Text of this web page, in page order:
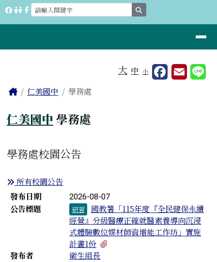
跳至主內容區
桃園市立仁美國中
⏸
大 中 小
主內容區域
Home
仁美國中 學務處
仁美國中 學務處
學務處校園公告
所有校園公告
新聞列表
發布日期 2026-08-07
公告標題 研習
國教署「115年度『全民健保永續
經營』分級醫療正確就醫素養導向沉浸
式體驗數位媒材師資增能工作坊」實施
計畫1份
發布者
衛生組長
頁尾區域